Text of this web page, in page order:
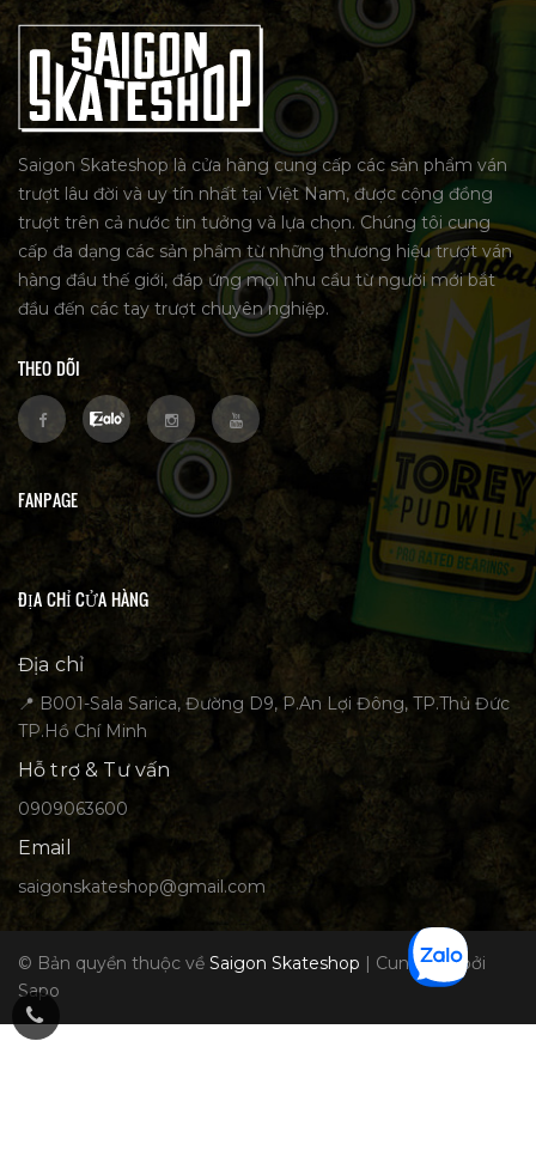
Saigon Skateshop là cửa hàng cung cấp các sản phẩm ván
trượt lâu đời và uy tín nhất tại Việt Nam, được cộng đồng
trượt trên cả nước tin tưởng và lựa chọn. Chúng tôi cung
cấp đa dạng các sản phẩm từ những thương hiệu trượt ván
hàng đầu thế giới, đáp ứng mọi nhu cầu từ người mới bắt
đầu đến các tay trượt chuyên nghiệp.
THEO DÕI
FANPAGE
ĐỊA CHỈ CỬA HÀNG
Địa chỉ
📍 B001-Sala Sarica, Đường D9, P.An Lợi Đông, TP.Thủ Đức
TP.Hồ Chí Minh
Hỗ trợ & Tư vấn
0909063600
Email
saigonskateshop@gmail.com
© Bản quyền thuộc về Saigon Skateshop | Cung cấp bởi
Sapo